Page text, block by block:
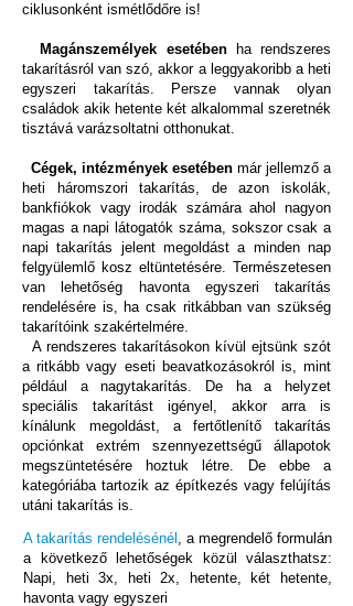
ciklusonként ismétlődőre is!
Magánszemélyek esetébenha rendszeres
takarításról van szó, akkor a leggyakoribb a heti
egyszeri takarítás. Persze vannak olyan
családok akik hetente két alkalommal szeretnék
tisztává varázsoltatni otthonukat.
Cégek, intézmények esetében már jellemző a
heti háromszori takarítás, de azon iskolák,
bankfiókok vagy irodák számára ahol nagyon
magas a napi látogatók száma, sokszor csak a
napi takarítás jelent megoldást a minden nap
felgyülemlő kosz eltüntetésére. Természetesen
van lehetőség havonta egyszeri takarítás
rendelésére is, ha csak ritkábban van szükség
takarítóink szakértelmére.
A rendszeres takarításokon kívül ejtsünk szót
a ritkább vagy eseti beavatkozásokról is, mint
például a nagytakarítás. De ha a helyzet
speciális takarítást igényel, akkor arra is
kínálunk megoldást, a fertőtlenítő takarítás
opciónkat extrém szennyezettségű állapotok
megszüntetésére hoztuk létre. De ebbe a
kategóriába tartozik az építkezés vagy felújítás
utáni takarítás is.
A takarítás rendelésénél , a megrendelő formulán
a következő lehetőségek közül választhatsz:
Napi, heti 3x, heti 2x, hetente, két hetente,
havonta vagy egyszeri